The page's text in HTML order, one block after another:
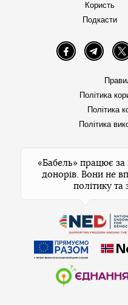
Користь
Подкасти
Facebook
Політика
Політика
Політика
«Бабель» працює
донорів. Вони не
політику та